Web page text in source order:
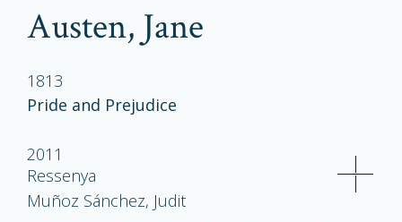
Austen, Jane
1813
Pride and Prejudice
2011
Ressenya
Muñoz Sánchez, Judit